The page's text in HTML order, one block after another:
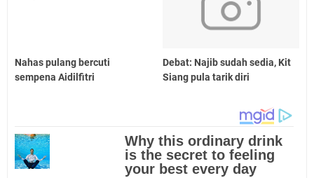
Nahas pulang bercuti
sempena Aidilfitri
Debat: Najib sudah sedia, Kit
Siang pula tarik diri